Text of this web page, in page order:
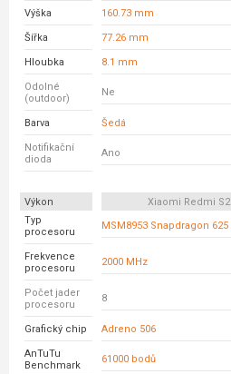
Výška 160.73 mm
Šířka 77.26 mm
Hloubka 8.1 mm
Odolné
(outdoor)
Ne
Barva Šedá
Notifikační
dioda
Ano
Výkon Xiaomi Redmi S2
Typ
procesoru
MSM8953 Snapdragon 625
Frekvence
procesoru
2000 MHz
Počet jader
procesoru
8
Grafický chip Adreno 506
AnTuTu
Benchmark
61000 bodů